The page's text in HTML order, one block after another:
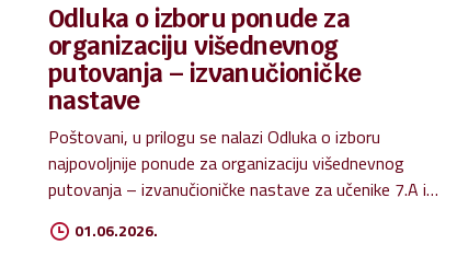
Odluka o izboru ponude za
organizaciju višednevnog
putovanja – izvanučioničke
nastave
Poštovani, u prilogu se nalazi Odluka o izboru
najpovoljnije ponude za organizaciju višednevnog
putovanja – izvanučioničke nastave za učenike 7.A i
7.B razreda Katoličke osnovne škole „Ivo Mašina“ u
školskoj godini 2026./2027. Povjerenstvo za
01.06.2026.